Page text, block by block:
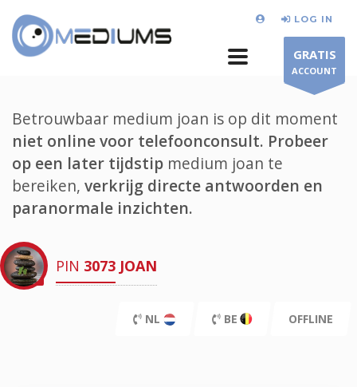
LOG IN
GRATIS
ACCOUNT
Betrouwbaar medium joan is op dit moment
niet online voor telefoonconsult. Probeer
op een later tijdstip medium joan te
bereiken, verkrijg directe antwoorden en
paranormale inzichten.
PIN 3073 JOAN
NL BE OFFLINE